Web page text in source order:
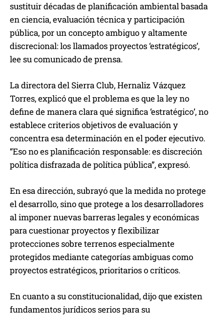
sustituir décadas de planificación ambiental basada
en ciencia, evaluación técnica y participación
pública, por un concepto ambiguo y altamente
discrecional: los llamados proyectos ‘estratégicos’,
lee su comunicado de prensa.
La directora del Sierra Club, Hernaliz Vázquez
Torres, explicó que el problema es que la ley no
define de manera clara qué significa ‘estratégico’, no
establece criterios objetivos de evaluación y
concentra esa determinación en el poder ejecutivo.
“Eso no es planificación responsable: es discreción
política disfrazada de política pública”, expresó.
En esa dirección, subrayó que la medida no protege
el desarrollo, sino que protege a los desarrolladores
al imponer nuevas barreras legales y económicas
para cuestionar proyectos y flexibilizar
protecciones sobre terrenos especialmente
protegidos mediante categorías ambiguas como
proyectos estratégicos, prioritarios o críticos.
En cuanto a su constitucionalidad, dijo que existen
fundamentos jurídicos serios para su